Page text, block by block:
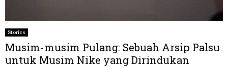
Stories
Musim-musim Pulang: Sebuah Arsip Palsu
untuk Musim Nike yang Dirindukan